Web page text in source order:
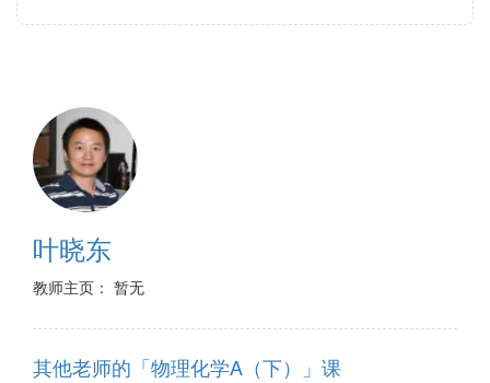
叶晓东
教师主页： 暂无
其他老师的「物理化学A（下）」课